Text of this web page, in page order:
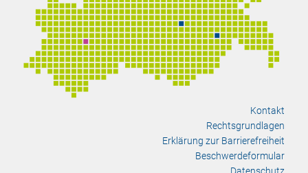
Kontakt
Rechtsgrundlagen
Erklärung zur Barrierefreiheit
Beschwerdeformular
Datenschutz